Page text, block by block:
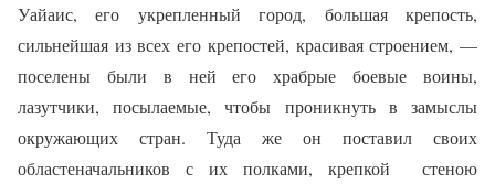
Уайаис, его укрепленный город, большая крепость,
сильнейшая из всех его крепостей, красивая строением, —
поселены были в ней его храбрые боевые воины,
лазутчики, посылаемые, чтобы проникнуть в замыслы
окружающих стран. Туда же он поставил своих
областеначальников с их полками, крепкой стеною